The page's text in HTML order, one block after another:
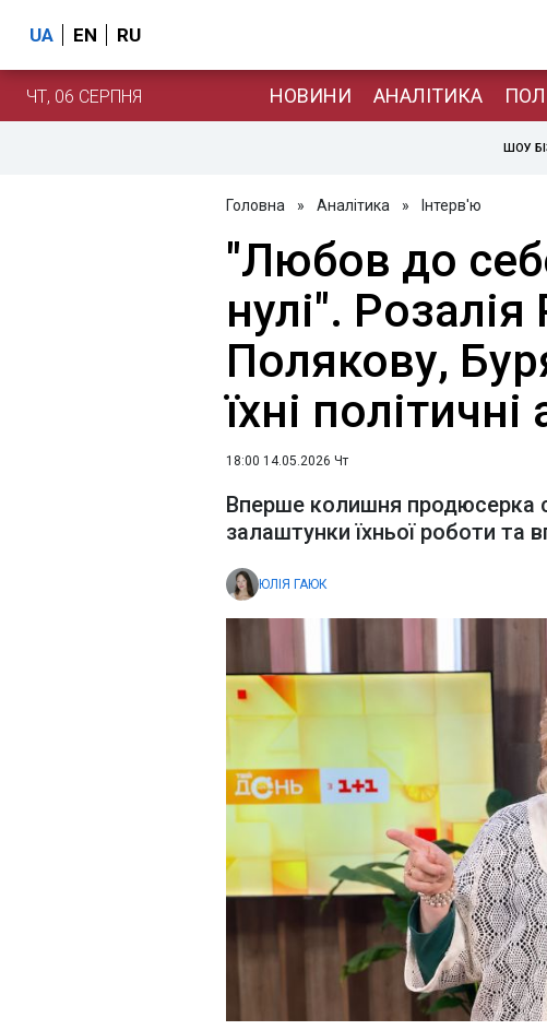
UA EN RU
ЧТ, 06 СЕРПНЯ НОВИНИ АНАЛІТИКА
ШОУ
Головна » Аналітика » Інтерв'ю
"Любов до
нулі".
Полякову,
їхні політичні
18:00 14.05.2026 Чт
Вперше колишня продюсерка
залаштунки їхньої роботи та
ЮЛІЯ ГАЮК